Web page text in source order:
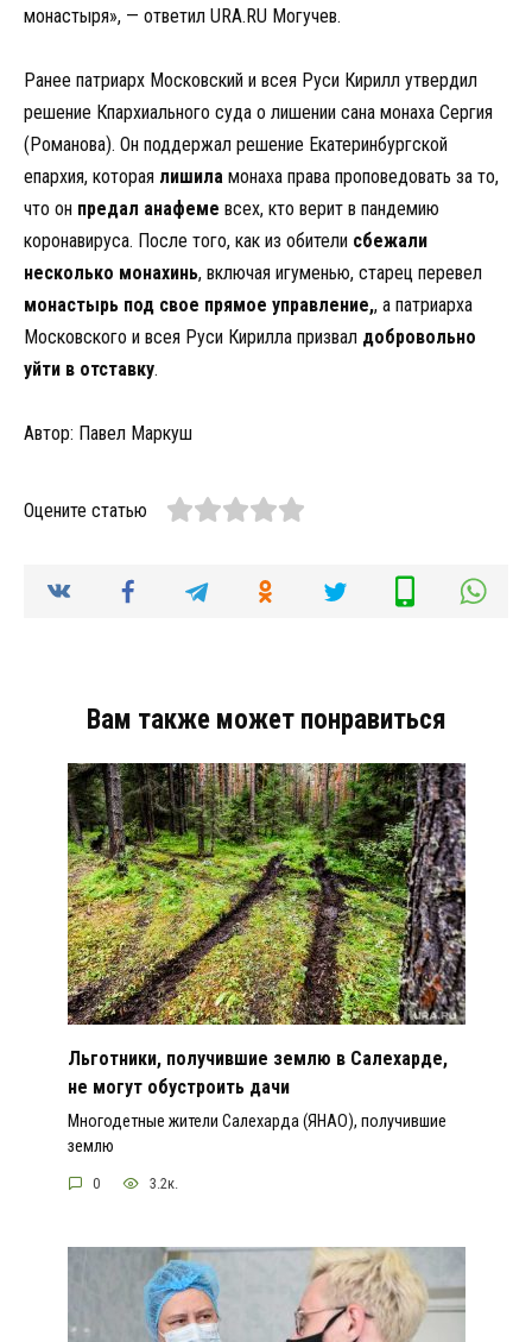
монастыря», — ответил URA.RU Могучев.
Ранее патриарх Московский и всея Руси Кирилл утвердил
решение Кпархиального суда о лишении сана монаха Сергия
(Романова). Он поддержал решение Екатеринбургской
епархия, которая лишила монаха права проповедовать за то,
что он предал анафеме всех, кто верит в пандемию
коронавируса. После того, как из обители сбежали
несколько монахинь, включая игуменью, старец перевел
монастырь под свое прямое управление,, а патриарха
Московского и всея Руси Кирилла призвал добровольно
уйти в отставку.
Автор: Павел Маркуш
Оцените статью
Вам также может понравиться
Льготники, получившие землю в Салехарде,
не могут обустроить дачи
Многодетные жители Салехарда (ЯНАО), получившие
землю
0 3.2к.